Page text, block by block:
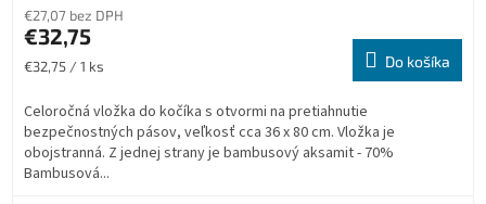
€27,07 bez DPH
€32,75
Jednotková
€32,75 / 1 ks Do košíka
Celoročná vložka do kočíka s otvormi na pretiahnutie
bezpečnostných pásov, veľkosť cca 36 x 80 cm. Vložka je
obojstranná. Z jednej strany je bambusový aksamit - 70%
Bambusová...